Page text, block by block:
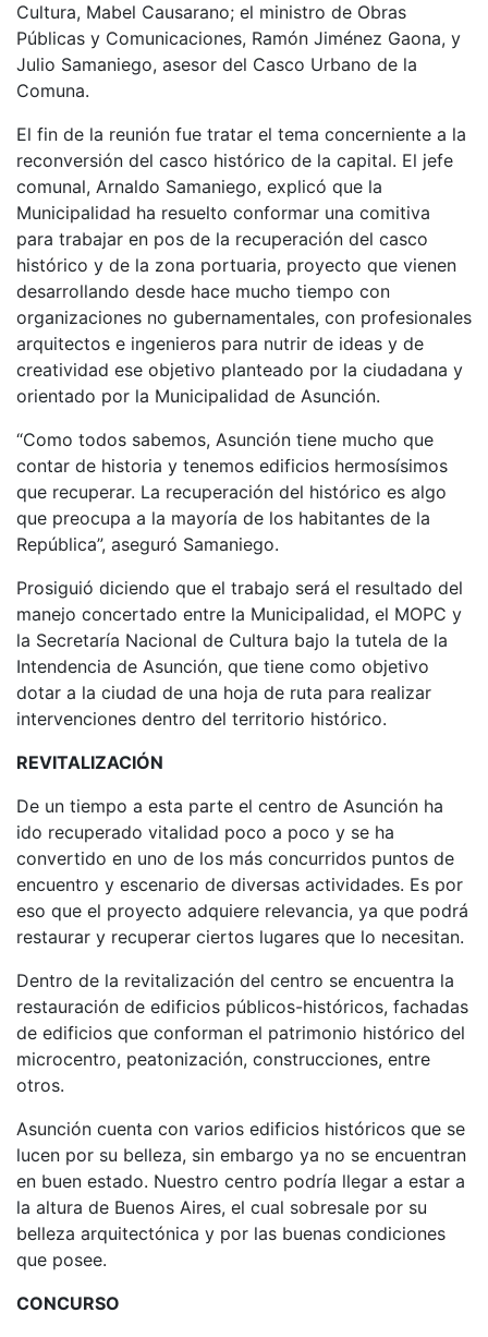
Cultura, Mabel Causarano; el ministro de Obras
Públicas y Comunicaciones, Ramón Jiménez Gaona, y
Julio Samaniego, asesor del Casco Urbano de la
Comuna.
El fin de la reunión fue tratar el tema concerniente a la
reconversión del casco histórico de la capital. El jefe
comunal, Arnaldo Samaniego, explicó que la
Municipalidad ha resuelto conformar una comitiva
para trabajar en pos de la recuperación del casco
histórico y de la zona portuaria, proyecto que vienen
desarrollando desde hace mucho tiempo con
organizaciones no gubernamentales, con profesionales
arquitectos e ingenieros para nutrir de ideas y de
creatividad ese objetivo planteado por la ciudadana y
orientado por la Municipalidad de Asunción.
“Como todos sabemos, Asunción tiene mucho que
contar de historia y tenemos edificios hermosísimos
que recuperar. La recuperación del histórico es algo
que preocupa a la mayoría de los habitantes de la
República”, aseguró Samaniego.
Prosiguió diciendo que el trabajo será el resultado del
manejo concertado entre la Municipalidad, el MOPC y
la Secretaría Nacional de Cultura bajo la tutela de la
Intendencia de Asunción, que tiene como objetivo
dotar a la ciudad de una hoja de ruta para realizar
intervenciones dentro del territorio histórico.
REVITALIZACIÓN
De un tiempo a esta parte el centro de Asunción ha
ido recuperado vitalidad poco a poco y se ha
convertido en uno de los más concurridos puntos de
encuentro y escenario de diversas actividades. Es por
eso que el proyecto adquiere relevancia, ya que podrá
restaurar y recuperar ciertos lugares que lo necesitan.
Dentro de la revitalización del centro se encuentra la
restauración de edificios públicos-históricos, fachadas
de edificios que conforman el patrimonio histórico del
microcentro, peatonización, construcciones, entre
otros.
Asunción cuenta con varios edificios históricos que se
lucen por su belleza, sin embargo ya no se encuentran
en buen estado. Nuestro centro podría llegar a estar a
la altura de Buenos Aires, el cual sobresale por su
belleza arquitectónica y por las buenas condiciones
que posee.
CONCURSO